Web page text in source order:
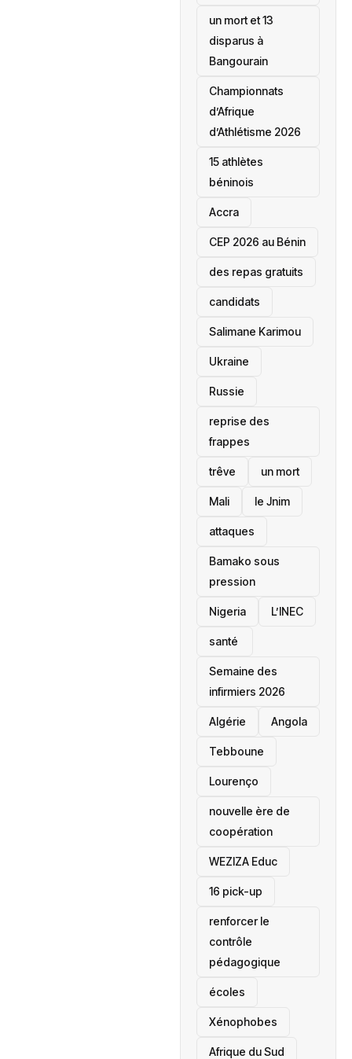
un mort et 13
disparus à
Bangourain
‎Championnats
d’Afrique
d’Athlétisme 2026
15 athlètes
béninois
Accra
‎CEP 2026 au Bénin
des repas gratuits
candidats
Salimane Karimou
Ukraine
Russie
reprise des
frappes
trêve un mort
Mali le Jnim
attaques
Bamako sous
pression
‎Nigeria L’INEC
santé ‎
Semaine des
infirmiers 2026
‎Algérie Angola
Tebboune
Lourenço
nouvelle ère de
coopération
‎WEZIZA Educ
16 pick-up
renforcer le
contrôle
pédagogique
écoles
‎Xénophobes
Afrique du Sud